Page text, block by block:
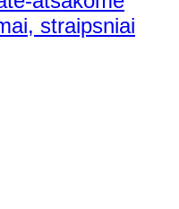
straipsniai